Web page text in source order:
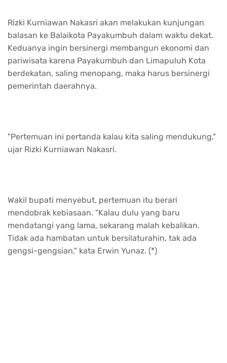
Rizki Kurniawan Nakasri akan melakukan kunjungan
balasan ke Balaikota Payakumbuh dalam waktu dekat.
Keduanya ingin bersinergi membangun ekonomi dan
pariwisata karena Payakumbuh dan Limapuluh Kota
berdekatan, saling menopang, maka harus bersinergi
pemerintah daerahnya.
"Pertemuan ini pertanda kalau kita saling mendukung,"
ujar Rizki Kurniawan Nakasri.
Wakil bupati menyebut, pertemuan itu berari
mendobrak kebiasaan. "Kalau dulu yang baru
mendatangi yang lama, sekarang malah kebalikan.
Tidak ada hambatan untuk bersilaturahin, tak ada
gengsi-gengsian," kata Erwin Yunaz. (*)